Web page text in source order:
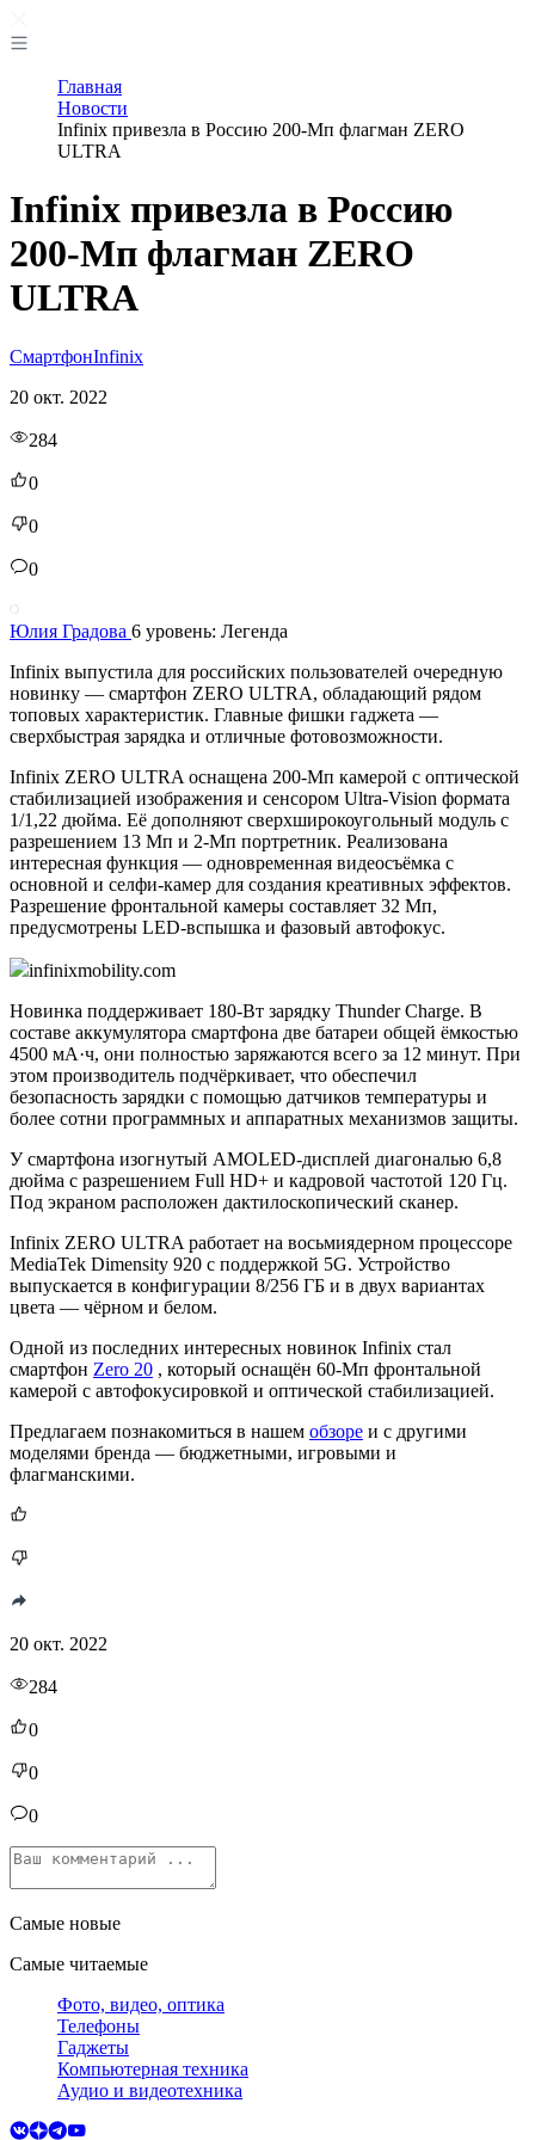
Главная
Новости
Infinix привезла в Россию 200-Мп флагман ZERO
ULTRA
Infinix привезла в Россию
200-Мп флагман ZERO
ULTRA
СмартфонInfinix
20 окт. 2022
284
0
0
0
Юлия Градова 6 уровень: Легенда
Infinix выпустила для российских пользователей очередную
новинку — смартфон ZERO ULTRA, обладающий рядом
топовых характеристик. Главные фишки гаджета —
сверхбыстрая зарядка и отличные фотовозможности.
Infinix ZERO ULTRA оснащена 200-Мп камерой с оптической
стабилизацией изображения и сенсором Ultra-Vision формата
1/1,22 дюйма. Её дополняют сверхширокоугольный модуль с
разрешением 13 Мп и 2-Мп портретник. Реализована
интересная функция — одновременная видеосъёмка с
основной и селфи-камер для создания креативных эффектов.
Разрешение фронтальной камеры составляет 32 Мп,
предусмотрены LED-вспышка и фазовый автофокус.
infinixmobility.com
Новинка поддерживает 180-Вт зарядку Thunder Charge. В
составе аккумулятора смартфона две батареи общей ёмкостью
4500 мА·ч, они полностью заряжаются всего за 12 минут. При
этом производитель подчёркивает, что обеспечил
безопасность зарядки с помощью датчиков температуры и
более сотни программных и аппаратных механизмов защиты.
У смартфона изогнутый AMOLED-дисплей диагональю 6,8
дюйма с разрешением Full HD+ и кадровой частотой 120 Гц.
Под экраном расположен дактилоскопический сканер.
Infinix ZERO ULTRA работает на восьмиядерном процессоре
MediaTek Dimensity 920 с поддержкой 5G. Устройство
выпускается в конфигурации 8/256 ГБ и в двух вариантах
цвета — чёрном и белом.
Одной из последних интересных новинок Infinix стал
смартфон Zero 20 , который оснащён 60-Мп фронтальной
камерой с автофокусировкой и оптической стабилизацией.
Предлагаем познакомиться в нашем обзоре и с другими
моделями бренда — бюджетными, игровыми и
флагманскими.
20 окт. 2022
284
0
0
0
Самые новые
Самые читаемые
Фото, видео, оптика
Телефоны
Гаджеты
Компьютерная техника
Аудио и видеотехника